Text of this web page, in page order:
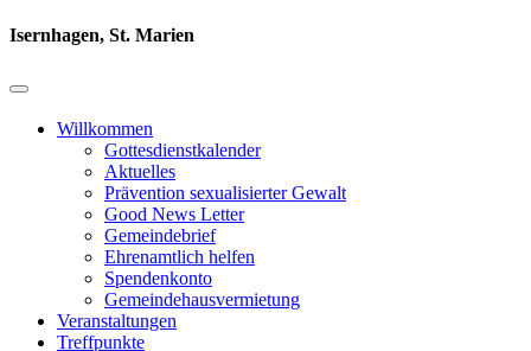
Isernhagen, St. Marien
Willkommen
Gottesdienstkalender
Aktuelles
Prävention sexualisierter Gewalt
Good News Letter
Gemeindebrief
Ehrenamtlich helfen
Spendenkonto
Gemeindehausvermietung
Veranstaltungen
Treffpunkte